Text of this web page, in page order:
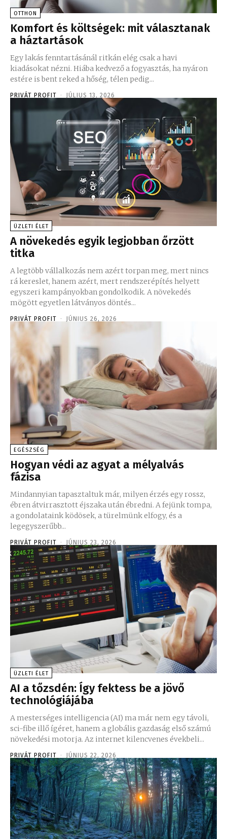
OTTHON
Komfort és költségek: mit választanak
a háztartások
Egy lakás fenntartásánál ritkán elég csak a havi
kiadásokat nézni. Hiába kedvező a fogyasztás, ha nyáron
estére is bent reked a hőség, télen pedig...
PRIVÁT PROFIT - JÚLIUS 13, 2026
ÜZLETI ÉLET
A növekedés egyik legjobban őrzött
titka
A legtöbb vállalkozás nem azért torpan meg, mert nincs
rá kereslet, hanem azért, mert rendszerépítés helyett
egyszeri kampányokban gondolkodik. A növekedés
mögött egyetlen látványos döntés...
PRIVÁT PROFIT - JÚNIUS 26, 2026
EGÉSZSÉG
Hogyan védi az agyat a mélyalvás
fázisa
Mindannyian tapasztaltuk már, milyen érzés egy rossz,
ébren átvirrasztott éjszaka után ébredni. A fejünk tompa,
a gondolataink ködösek, a türelmünk elfogy, és a
legegyszerűbb...
PRIVÁT PROFIT - JÚNIUS 23, 2026
ÜZLETI ÉLET
AI a tőzsdén: Így fektess be a jövő
technológiájába
A mesterséges intelligencia (AI) ma már nem egy távoli,
sci-fibe illő ígéret, hanem a globális gazdaság első számú
növekedési motorja. Az internet kilencvenes évekbeli...
PRIVÁT PROFIT - JÚNIUS 22, 2026